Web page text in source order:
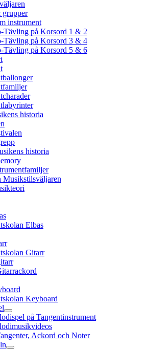
instrument
Tävling på Korsord 1 & 2
Tävling på Korsord 3 & 4
Tävling på Korsord 5 & 6
historia
historia
Musikstilsväljaren
Elbas
Gitarr
Keyboard
på Tangentinstrument
Ackord och Noter